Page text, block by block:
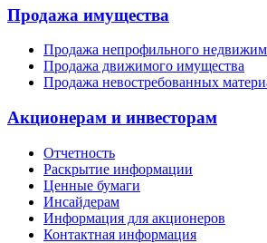
Продажа имущества
Продажа непрофильного
Продажа движимого имущества
Продажа невостребованных
Акционерам и инвесторам
Отчетность
Раскрытие информации
Ценные бумаги
Инсайдерам
Информация для акционеров
Контактная информация